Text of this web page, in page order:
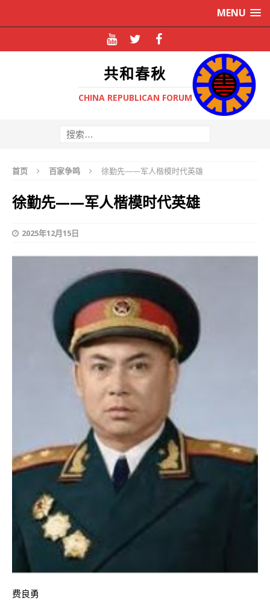
MENU
共和春秋
CHINA REPUBLICAN FORUM
首页 百家争鸣 徐勤先——军人楷模时代英雄
徐勤先——军人楷模时代英雄
2025年12月15日
费良勇